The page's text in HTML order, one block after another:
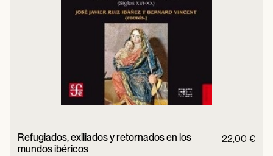
Refugiados, exiliados y retornados en los
mundos ibéricos
22,00 €